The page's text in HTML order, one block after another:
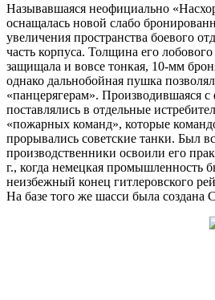
Называвшаяся неофициально
оснащалась новой слабо
увеличения пространства боевого
часть корпуса. Толщина его
защищала и вовсе тонкая, 10-мм
однако дальнобойная пушка
«панцерягерам». Производившаяся
поставлялись в отдельные
«пожарных команд», которые
прорывались советские танки. Был
производственники освоили его
г., когда немецкая промышленность
неизбежный конец гитлеровского
На базе того же шасси была